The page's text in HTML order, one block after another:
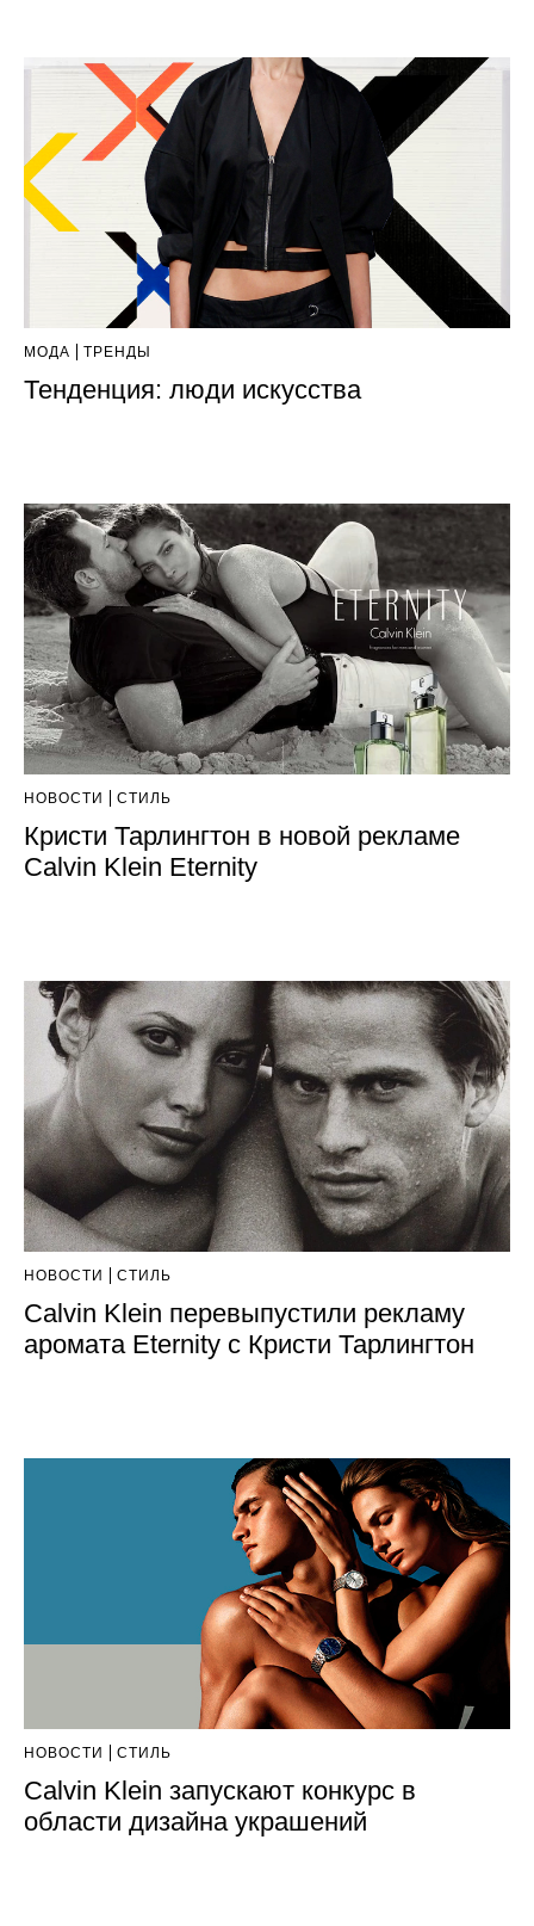
МОДА ТРЕНДЫ
Тенденция: люди искусства
НОВОСТИ СТИЛЬ
Кристи Тарлингтон в новой рекламе
Calvin Klein Eternity
НОВОСТИ СТИЛЬ
Calvin Klein перевыпустили рекламу
аромата Eternity с Кристи Тарлингтон
НОВОСТИ СТИЛЬ
Calvin Klein запускают конкурс в
области дизайна украшений